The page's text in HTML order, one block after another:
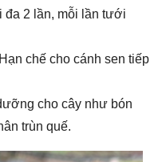
đa 2 lần, mỗi lần tưới
chế cho cánh sen tiếp
cho cây như bón
trùn quế.